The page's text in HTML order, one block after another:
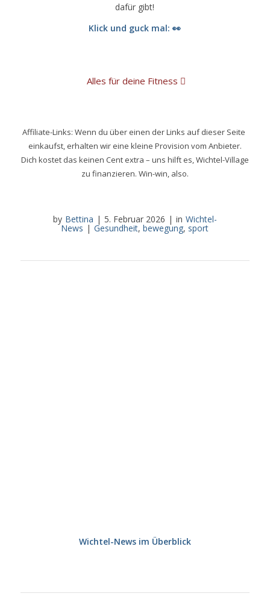
dafür gibt!
Klick und guck mal: 👀
Alles für deine Fitness
Affiliate-Links: Wenn du über einen der Links auf dieser Seite
einkaufst, erhalten wir eine kleine Provision vom Anbieter.
Dich kostet das keinen Cent extra – uns hilft es, Wichtel-Village
zu finanzieren. Win-win, also.
by Bettina | 5. Februar 2026 | in Wichtel-
News | Gesundheit,bewegung, sport
Wichtel-News im Überblick